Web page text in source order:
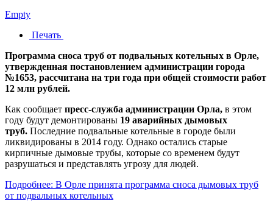
Empty
Печать
Программа сноса труб от подвальных котельных в Орле,
утвержденная постановлением администрации города
№1653, рассчитана на три года при общей стоимости работ
12 млн рублей.
Как сообщает пресс-служба администрации Орла, в этом
году будут демонтированы 19 аварийных дымовых
труб. Последние подвальные котельные в городе были
ликвидированы в 2014 году. Однако остались старые
кирпичные дымовые трубы, которые со временем будут
разрушаться и представлять угрозу для людей.
Подробнее: В Орле принята программа сноса дымовых труб
от подвальных котельных